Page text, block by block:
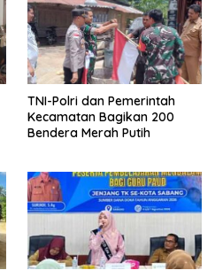
TNI-Polri dan Pemerintah
Kecamatan Bagikan 200
Bendera Merah Putih